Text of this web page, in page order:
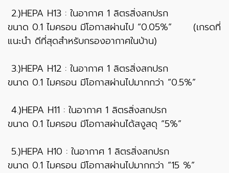
2.)HEPA H13 : ในอากาศ 1 ลิตรสิ่งสกปรก
ขนาด 0.1 ไมครอน มีโอกาสผ่านไป “0.05%” (เกรดที่
แนะนำ ดีที่สุดสำหรับกรองอากาศในบ้าน)
3.)HEPA H12 : ในอากาศ 1 ลิตรสิ่งสกปรก
ขนาด 0.1 ไมครอน มีโอกาสผ่านไปมากกว่า “0.5%”
4.)HEPA H11 : ในอากาศ 1 ลิตรสิ่งสกปรก
ขนาด 0.1 ไมครอน มีโอกาสผ่านได้สงูสดุ “5%”
5.)HEPA H10 : ในอากาศ 1 ลิตรสิ่งสกปรก
ขนาด 0.1 ไมครอน มีโอกาสผ่านไปมากกว่า “15 %”